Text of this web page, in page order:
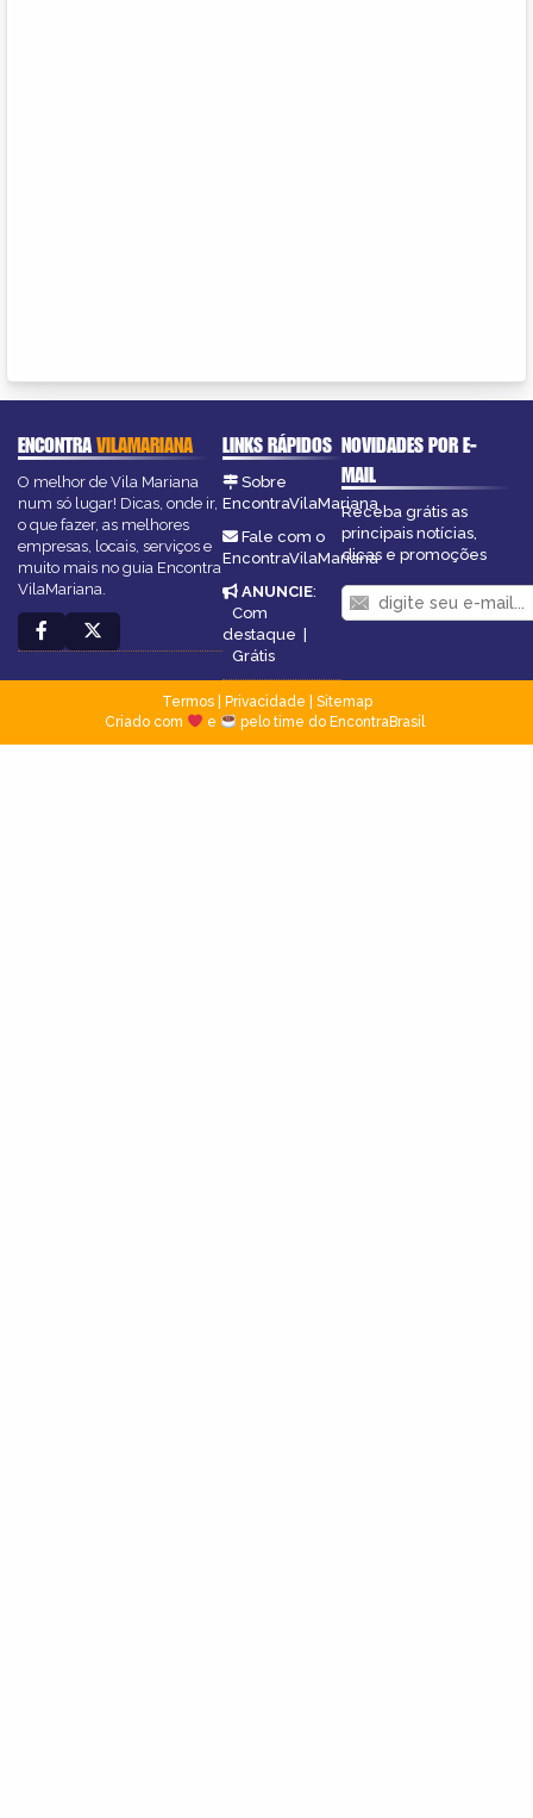
ENCONTRAVILAMARIANA
O melhor de Vila Mariana
num só lugar! Dicas, onde ir,
o que fazer, as melhores
empresas, locais, serviços e
muito mais no guia Encontra
VilaMariana.
LINKS RÁPIDOS
Sobre
EncontraVilaMariana
Fale com o
EncontraVilaMariana
ANUNCIE:
Com
destaque |
Grátis
NOVIDADES POR E-
MAIL
Receba grátis as
principais notícias,
dicas e promoções
Termos| Privacidade
Sitemap
Criado com
e pelo time do EncontraBrasil